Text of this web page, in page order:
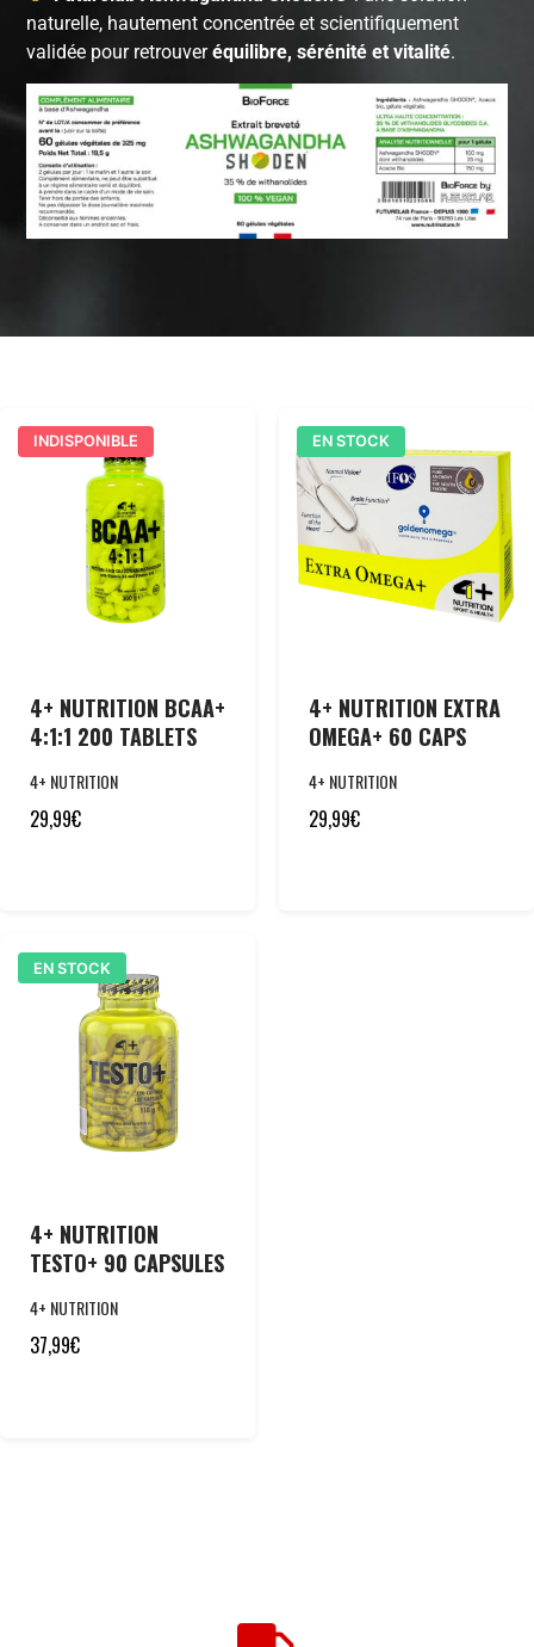
naturelle, hautement concentrée et scientifiquement
validée pour retrouveréquilibre, sérénité et vitalité.
INDISPONIBLE
4+ NUTRITION BCAA+
4:1:1 200 TABLETS
4+ NUTRITION
29,99€
EN STOCK
4+ NUTRITION EXTRA
OMEGA+ 60 CAPS
4+ NUTRITION
29,99€
EN STOCK
4+ NUTRITION
TESTO+ 90 CAPSULES
4+ NUTRITION
37,99€